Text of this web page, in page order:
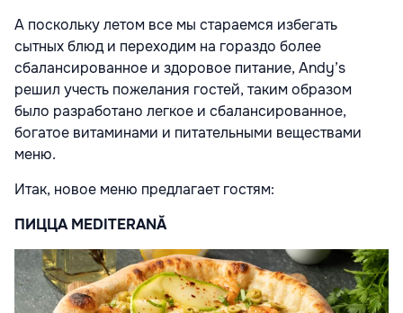
А поскольку летом все мы стараемся избегать
сытных блюд и переходим на гораздо более
сбалансированное и здоровое питание, Andy’s
решил учесть пожелания гостей, таким образом
было разработано легкое и сбалансированное,
богатое витаминами и питательными веществами
меню.
Итак, новое меню предлагает гостям:
ПИЦЦА MEDITERANĂ